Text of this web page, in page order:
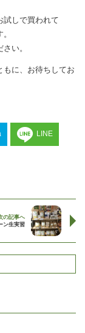
試しで買われて
い。
もに、お待ちしてお
LINE
の記事へ
ン生実習